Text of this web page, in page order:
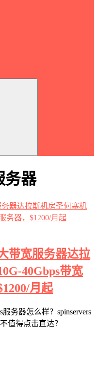
务器
带宽服务器达拉
40Gbps带宽
月起
服务器怎么样？spinservers
值得点击直达？